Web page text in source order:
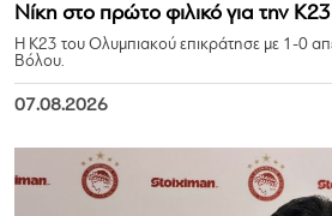
Νίκη στο πρώτο φιλικό για την Κ23
Η Κ23 του Ολυμπιακού επικράτησε με 1-0
Βόλου.
07.08.2026